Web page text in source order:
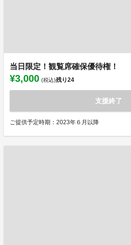
当日限定！観覧席確保優待権！
¥3,000 (税込)残り24
支援終了
ご提供予定時期：2023年６月以降